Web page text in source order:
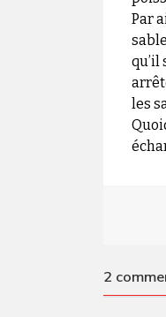
Par
qu’il
les
2